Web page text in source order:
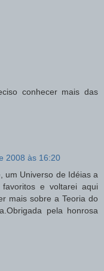
conhecer mais das
2008 às 16:20
um Universo de Idéias a
e voltarei aqui
mais sobre a Teoria do
pela honrosa